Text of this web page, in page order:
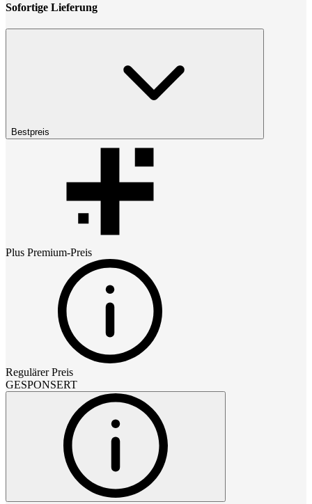
Sofortige Lieferung
Bestpreis
Plus Premium-Preis
Regulärer Preis
GESPONSERT